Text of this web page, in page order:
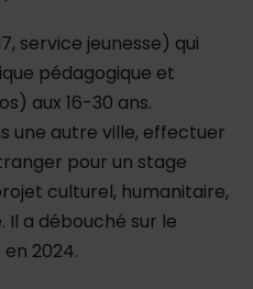
service jeunesse) qui
pédagogique et
aux 16-30 ans.
une autre ville, effectuer
pour un stage
culturel, humanitaire,
Il a débouché sur le
2024.